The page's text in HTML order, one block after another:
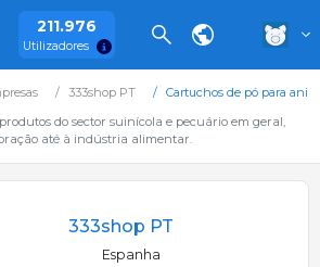
211.976
Utilizadores
333shop PT
Cartuchos de pó para
do sector suinícola e pecuário em geral,
até à indústria alimentar.
333shop PT
Espanha